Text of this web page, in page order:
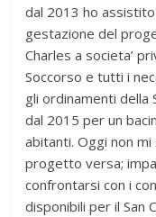
dal 2013 ho
gestazione del
Charles a societa’
Soccorso e tutti i
gli ordinamenti della
dal 2015 per un
abitanti. Oggi non mi
progetto versa;
confrontarsi con i
disponibili per il San